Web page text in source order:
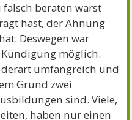
falsch beraten warst
hast, der Ahnung
Deswegen war
möglich.
umfangreich und
Grund zwei
sind. Viele,
haben nur einen